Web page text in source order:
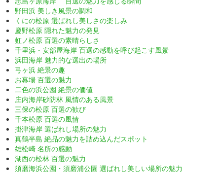
野田浜 美しき風景の調和
くにの松原 選ばれし美しさの楽しみ
慶野松原 隠れた魅力の発見
虹ノ松原 百選の素晴らしさ
千里浜・安部屋海岸 百選の感動を呼び起こす風景
浜田海岸 魅力的な選出の場所
弓ヶ浜 絶景の趣
お幕場 百選の魅力
二色の浜公園 絶景の価値
庄内海岸砂防林 風情のある風景
三保の松原 百選の歓び
千本松原 百選の風情
掛津海岸 選ばれし場所の魅力
真鶴半島 絶品の魅力を詰め込んだスポット
雄松崎 名所の感動
湖西の松林 百選の魅力
須磨海浜公園・須磨浦公園 選ばれし美しい場所の魅力